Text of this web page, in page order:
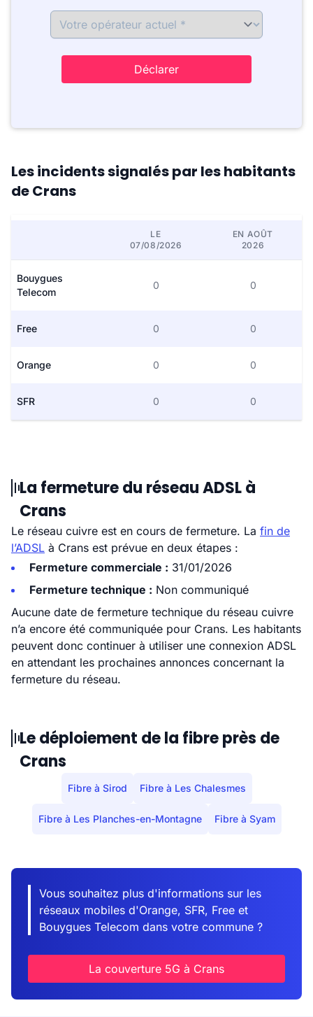
Déclarer
Les incidents signalés par les habitants
de Crans
LE
07/08/2026
EN AOÛT
2026
Bouygues
Telecom
0 0
Free 0 0
Orange 0 0
SFR 0 0
La fermeture du réseau ADSL à
Crans
Le réseau cuivre est en cours de fermeture. La fin de
l’ADSL à Crans est prévue en deux étapes :
Fermeture commerciale : 31/01/2026
Fermeture technique : Non communiqué
Aucune date de fermeture technique du réseau cuivre
n’a encore été communiquée pour Crans. Les habitants
peuvent donc continuer à utiliser une connexion ADSL
en attendant les prochaines annonces concernant la
fermeture du réseau.
Le déploiement de la fibre près de
Crans
Fibre à Sirod Fibre à Les Chalesmes
Fibre à Les Planches-en-Montagne Fibre à Syam
Vous souhaitez plus d'informations sur les
réseaux mobiles d'Orange, SFR, Free et
Bouygues Telecom dans votre commune ?
La couverture 5G à Crans